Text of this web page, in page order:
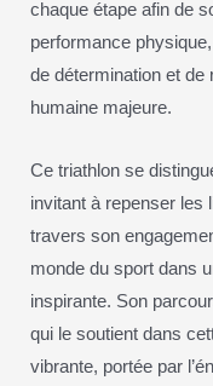
chaque étape afin de
performance
de détermination et de
humaine majeure.
Ce triathlon se
invitant à repenser les
travers son
monde du sport dans
inspirante. Son
qui le soutient dans
vibrante, portée par